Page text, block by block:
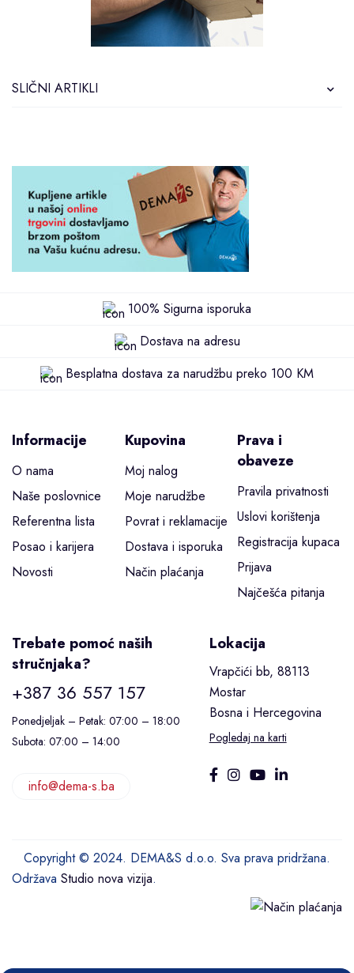
SLIČNI ARTIKLI
100% Sigurna isporuka
Dostava na adresu
Besplatna dostava za narudžbu preko 100 KM
Informacije
O nama
Naše poslovnice
Referentna lista
Posao i karijera
Novosti
Kupovina
Moj nalog
Moje narudžbe
Povrat i reklamacije
Dostava i isporuka
Način plaćanja
Prava i
obaveze
Pravila privatnosti
Uslovi korištenja
Registracija kupaca
Prijava
Najčešća pitanja
Trebate pomoć naših
stručnjaka?
+387 36 557 157
Ponedjeljak – Petak: 07:00 – 18:00
Subota: 07:00 – 14:00
info@dema-s.ba
Lokacija
Vrapčići bb, 88113
Mostar
Bosna i Hercegovina
Pogledaj na karti
Copyright © 2024. DEMA&S d.o.o. Sva prava pridržana.
Održava Studio nova vizija.